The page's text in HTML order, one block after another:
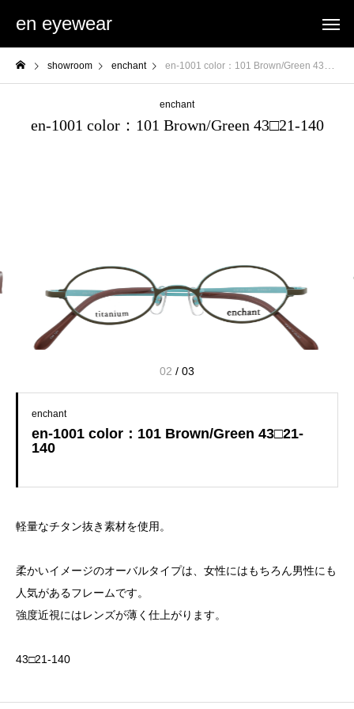
en eyewear
showroom enchant en-1001 color：101 Brown/Green 43□21-140
enchant
en-1001 color：101 Brown/Green 43□21-140
02 / 03
enchant
en-1001 color：101 Brown/Green 43□21-
140
軽量なチタン抜き素材を使用。
柔かいイメージのオーバルタイプは、女性にはもちろん男性にも
人気があるフレームです。
強度近視にはレンズが薄く仕上がります。
43□21-140